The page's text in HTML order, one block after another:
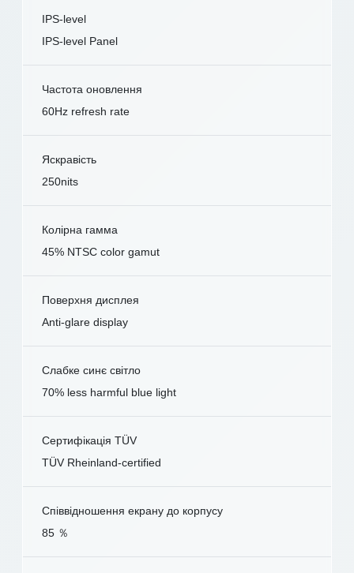
IPS-level
IPS-level Panel
Частота оновлення
60Hz refresh rate
Яскравість
250nits
Колірна гамма
45% NTSC color gamut
Поверхня дисплея
Anti-glare display
Слабке синє світло
70% less harmful blue light
Сертифікація TÜV
TÜV Rheinland-certified
Співвідношення екрану до корпусу
85 ％